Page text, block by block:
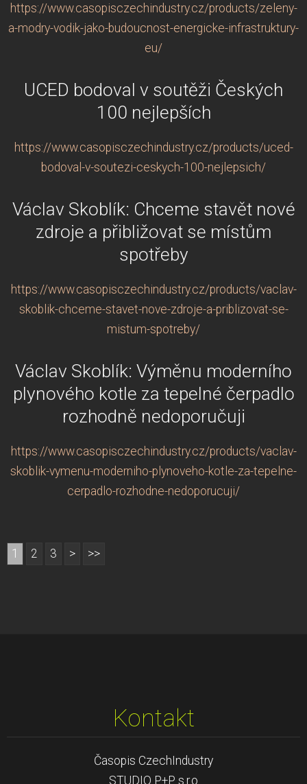
https://www.casopisczechindustry.cz/products/zeleny-
a-modry-vodik-jako-budoucnost-energicke-infrastruktury-
eu/
UCED bodoval v soutěži Českých
100 nejlepších
https://www.casopisczechindustry.cz/products/uced-
bodoval-v-soutezi-ceskych-100-nejlepsich/
Václav Skoblík: Chceme stavět nové
zdroje a přibližovat se místům
spotřeby
https://www.casopisczechindustry.cz/products/vaclav-
skoblik-chceme-stavet-nove-zdroje-a-priblizovat-se-
mistum-spotreby/
Václav Skoblík: Výměnu moderního
plynového kotle za tepelné čerpadlo
rozhodně nedoporučuji
https://www.casopisczechindustry.cz/products/vaclav-
skoblik-vymenu-moderniho-plynoveho-kotle-za-tepelne-
cerpadlo-rozhodne-nedoporucuji/
1 2 3 > >>
Kontakt
Časopis CzechIndustry
STUDIO P+P s.r.o